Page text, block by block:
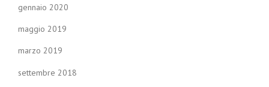
gennaio 2020
maggio 2019
marzo 2019
settembre 2018